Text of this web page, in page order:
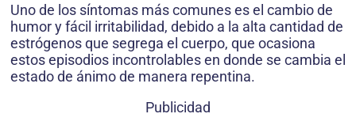
Uno de los síntomas más comunes es el cambio de
humor y fácil irritabilidad, debido a la alta cantidad de
estrógenos que segrega el cuerpo, que ocasiona
estos episodios incontrolables en donde se cambia el
estado de ánimo de manera repentina.
Publicidad